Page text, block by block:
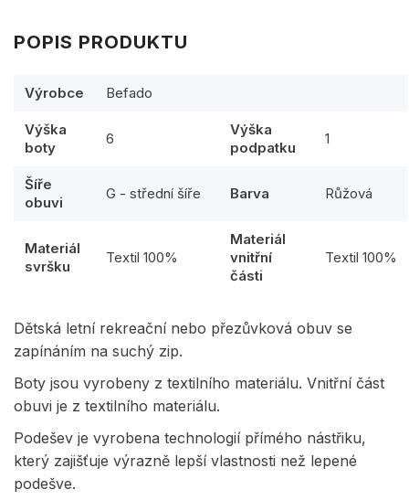
POPIS PRODUKTU
Výrobce Befado
Výška
boty
6
Výška
podpatku
1
Šíře
obuvi
G - střední šíře Barva Růžová
Materiál
svršku
Textil 100%
Materiál
vnitřní
části
Textil 100%
Dětská letní rekreační nebo přezůvková obuv se
zapínáním na suchý zip.
Boty jsou vyrobeny z textilního materiálu. Vnitřní část
obuvi je z textilního materiálu.
Podešev je vyrobena technologií přímého nástřiku,
který zajišťuje výrazně lepší vlastnosti než lepené
podešve.